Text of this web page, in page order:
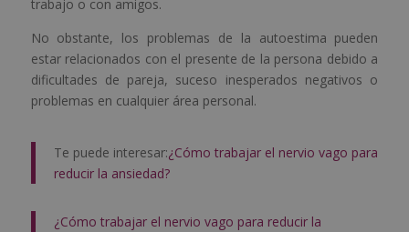
trabajo o con amigos.
No obstante, los problemas de la autoestima pueden
estar relacionados con el presente de la persona debido a
dificultades de pareja, suceso inesperados negativos o
problemas en cualquier área personal.
Te puede interesar:¿Cómo trabajar el nervio vago para
reducir la ansiedad?
¿Cómo trabajar el nervio vago para reducir la